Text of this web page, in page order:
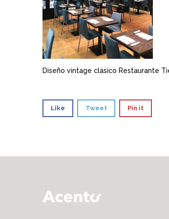
Diseño vintage clásico Restaurante
Like Tweet Pin it